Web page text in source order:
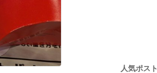
人気ポスト